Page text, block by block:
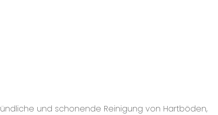
und schonende Reinigung von Hartböden,